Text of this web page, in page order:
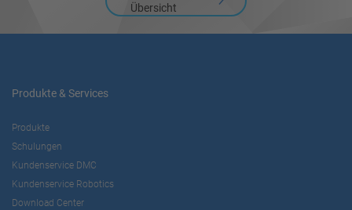
Übersicht
Produkte & Services
Produkte
Schulungen
Kundenservice DMC
Kundenservice Robotics
Download Center